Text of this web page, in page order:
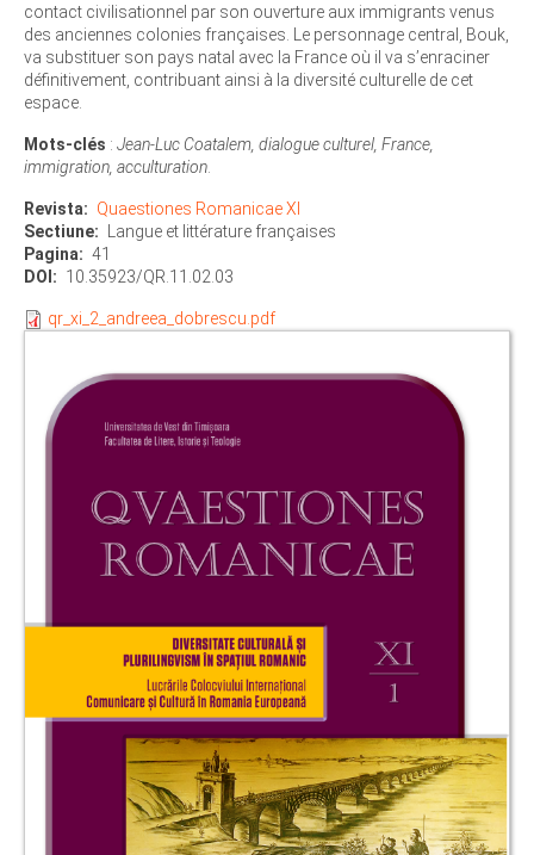
contact civilisationnel par son ouverture aux immigrants venus
des anciennes colonies françaises. Le personnage central, Bouk,
va substituer son pays natal avec la France où il va s’enraciner
définitivement, contribuant ainsi à la diversité culturelle de cet
espace.
Mots-clés : Jean-Luc Coatalem, dialogue culturel, France,
immigration, acculturation
Revista
Quaestiones Romanicae XI
Sectiune
Langue et littérature françaises
Pagina
41
DOI
10.35923/QR.11.02.03
qr_xi_2_andreea_dobrescu.pdf